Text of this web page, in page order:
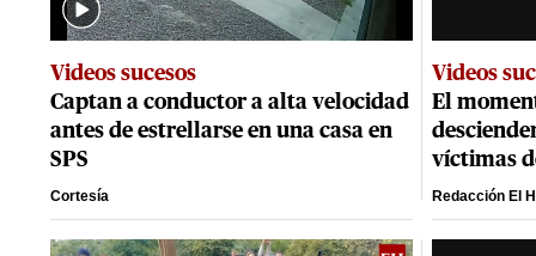
Videos sucesos
Captan a conductor a alta velocidad
antes de estrellarse en una casa en
SPS
Cortesía
Videos
El
víctimas
Redacción El